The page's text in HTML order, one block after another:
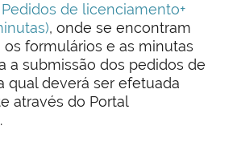
Pedidos de licenciamento+
, onde se encontram
formulários e as minutas
a submissão dos pedidos de
qual deverá ser efetuada
através do Portal